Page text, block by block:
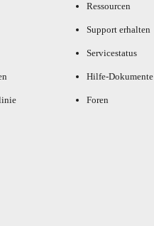
Ressourcen
Support erhalten
Servicestatus
Hilfe-Dokumente
Foren